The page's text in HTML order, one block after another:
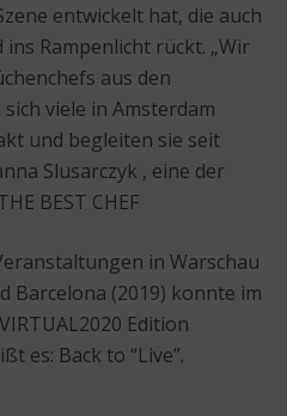
entwickelt hat, die auch
Rampenlicht rückt. „Wir
aus den
viele in Amsterdam
und begleiten sie seit
Slusarczyk , eine der
BEST CHEF
in Warschau
Barcelona (2019) konnte im
Edition
es: Back to “Live”.